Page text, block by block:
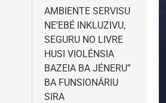
AMBIENTE SERVISU
NE’EBÉ INKLUZIVU,
SEGURU NO LIVRE
HUSI VIOLÉNSIA
BAZEIA BA JÉNERU”
BA FUNSIONÁRIU
SIRA